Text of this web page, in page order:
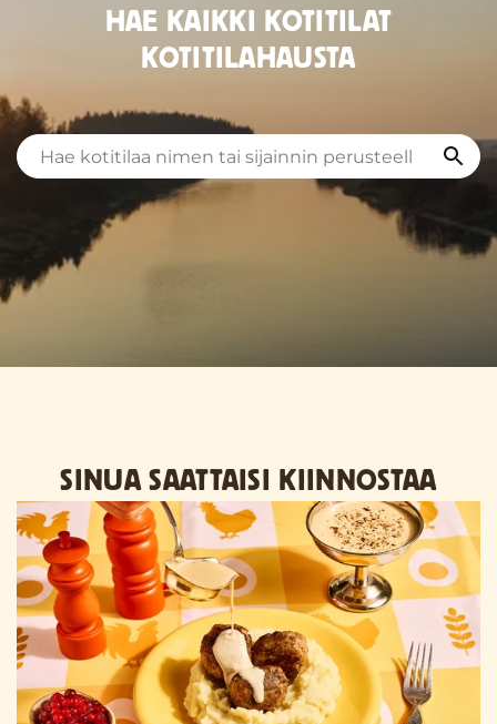
HAE KAIKKI KOTITILAT
KOTITILAHAUSTA
SINUA SAATTAISI KIINNOSTAA